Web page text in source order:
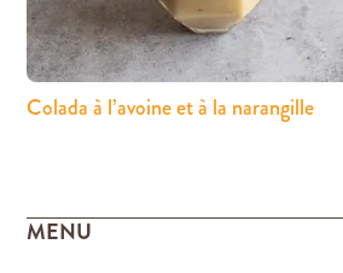
Colada à l’avoine et à la narangille
MENU